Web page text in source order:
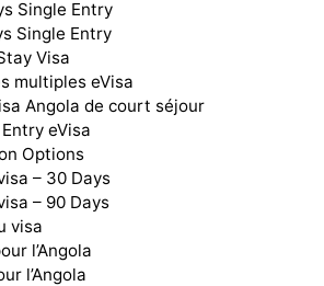
Single Entry
Single Entry
Visa
multiples eVisa
Angola de court séjour
eVisa
Options
– 30 Days
– 90 Days
visa
l’Angola
l’Angola